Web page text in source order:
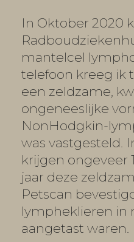
In Oktober 2020
mantelcel
telefoon kreeg ik
een zeldzame,
ongeneeslijke
NonHodgkin-
was vastgesteld.
krijgen ongeveer
jaar deze
Petscan
lympheklieren in
aangetast waren.